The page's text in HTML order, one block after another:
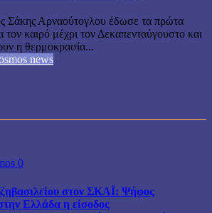
Σάκης Αρναούτογλου έδωσε τα πρώτα
τον καιρό μέχρι τον Δεκαπενταύγουστο και
η θερμοκρασία...
news
0
στον ΣΚΑΪ: Ψήφος
Ελλάδα η είσοδος